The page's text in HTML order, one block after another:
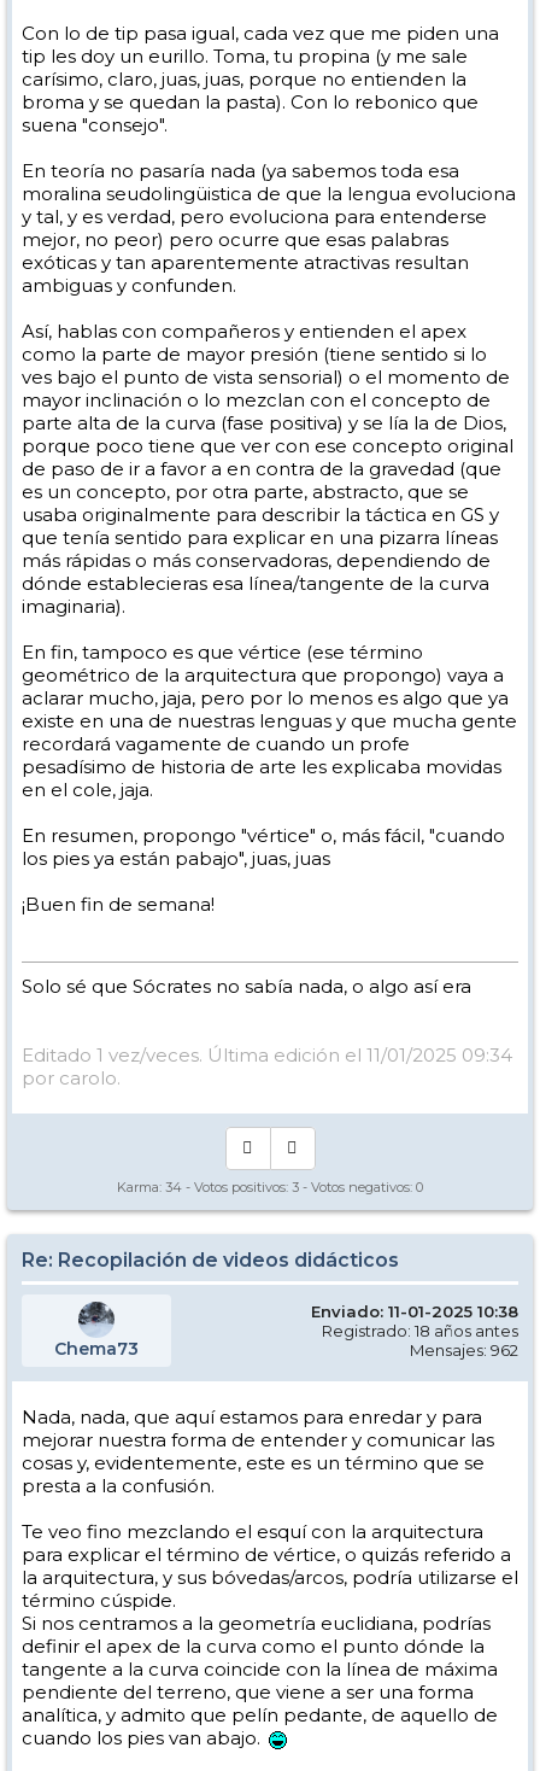
Con lo de tip pasa igual, cada vez que me piden una
tip les doy un eurillo. Toma, tu propina (y me sale
carísimo, claro, juas, juas, porque no entienden la
broma y se quedan la pasta). Con lo rebonico que
suena "consejo".
En teoría no pasaría nada (ya sabemos toda esa
moralina seudolingüistica de que la lengua evoluciona
y tal, y es verdad, pero evoluciona para entenderse
mejor, no peor) pero ocurre que esas palabras
exóticas y tan aparentemente atractivas resultan
ambiguas y confunden.
Así, hablas con compañeros y entienden el apex
como la parte de mayor presión (tiene sentido si lo
ves bajo el punto de vista sensorial) o el momento de
mayor inclinación o lo mezclan con el concepto de
parte alta de la curva (fase positiva) y se lía la de Dios,
porque poco tiene que ver con ese concepto original
de paso de ir a favor a en contra de la gravedad (que
es un concepto, por otra parte, abstracto, que se
usaba originalmente para describir la táctica en GS y
que tenía sentido para explicar en una pizarra líneas
más rápidas o más conservadoras, dependiendo de
dónde establecieras esa línea/tangente de la curva
imaginaria).
En fin, tampoco es que vértice (ese término
geométrico de la arquitectura que propongo) vaya a
aclarar mucho, jaja, pero por lo menos es algo que ya
existe en una de nuestras lenguas y que mucha gente
recordará vagamente de cuando un profe
pesadísimo de historia de arte les explicaba movidas
en el cole, jaja.
En resumen, propongo "vértice" o, más fácil, "cuando
los pies ya están pabajo", juas, juas
¡Buen fin de semana!
Solo sé que Sócrates no sabía nada, o algo así era
Editado 1 vez/veces. Última edición el 11/01/2025 09:34
por carolo.
Karma: 34 - Votos positivos: 3 - Votos negativos: 0
Re: Recopilación de videos didácticos
Chema73
Enviado: 11-01-2025 10:38
Registrado: 18 años antes
Mensajes: 962
Nada, nada, que aquí estamos para enredar y para
mejorar nuestra forma de entender y comunicar las
cosas y, evidentemente, este es un término que se
presta a la confusión.
Te veo fino mezclando el esquí con la arquitectura
para explicar el término de vértice, o quizás referido a
la arquitectura, y sus bóvedas/arcos, podría utilizarse el
término cúspide.
Si nos centramos a la geometría euclidiana, podrías
definir el apex de la curva como el punto dónde la
tangente a la curva coincide con la línea de máxima
pendiente del terreno, que viene a ser una forma
analítica, y admito que pelín pedante, de aquello de
cuando los pies van abajo.